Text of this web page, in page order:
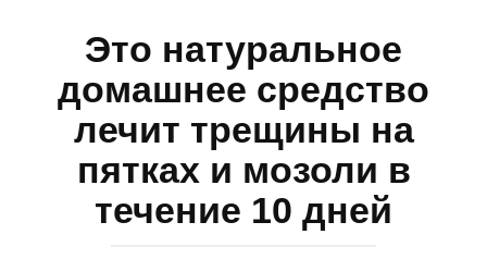
Это натуральное
домашнее средство
лечит трещины на
пятках и мозоли в
течение 10 дней